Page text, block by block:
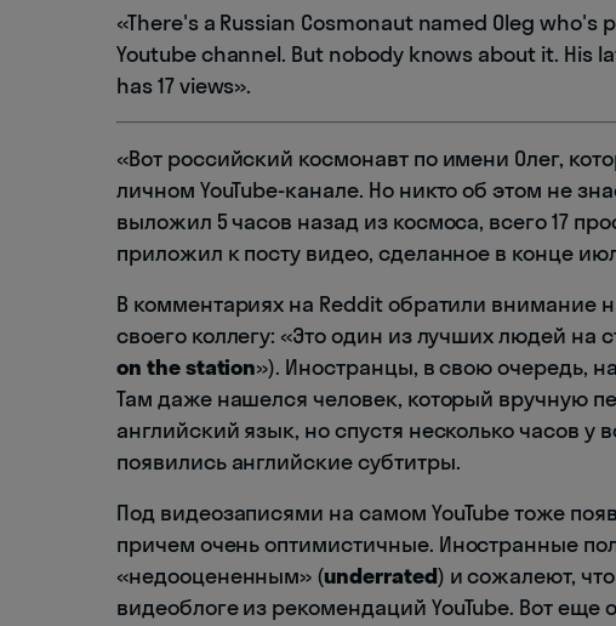
«There's a Russian Cosmonaut named Oleg
Youtube channel. But nobody knows about it. His
has 17 views».
«Вот российский космонавт по имени Олег,
личном YouTube-канале. Но никто об этом не
выложил 5 часов назад из космоса, всего 17
приложил к посту видео, сделанное в конце
В комментариях на Reddit обратили внимание
своего коллегу: «Это один из лучших людей на
on the station»). Иностранцы, в свою очередь,
Там даже нашелся человек, который вручную
английский язык, но спустя несколько часов у
появились английские субтитры.
Под видеозаписями на самом YouTube тоже
причем очень оптимистичные. Иностранные
«недооцененным» (underrated) и сожалеют,
видеоблоге из рекомендаций YouTube. Вот